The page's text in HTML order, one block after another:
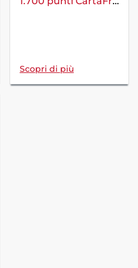
Scopri di più